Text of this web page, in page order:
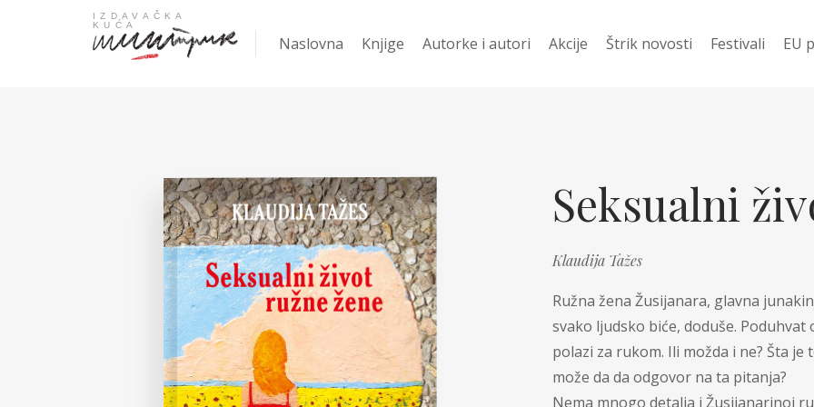
Naslovna Knjige
KNJIGA ZA 400 DIN
Žanrovi
Poezija
Drama
Nove knjige
Gift
Knjige u pripremi
Ani Erno
Autorke i autori Akcije Štrik novosti Festivali
književnost
EU
Od
Seksualni
Klaudija Tažes
Ružna žena Žusijanara, glavna
svako ljudsko biće, doduše.
polazi za rukom. Ili možda i ne? Šta
može da da odgovor na ta pitanja?
Nema mnogo detalja i Žusijanarinoj